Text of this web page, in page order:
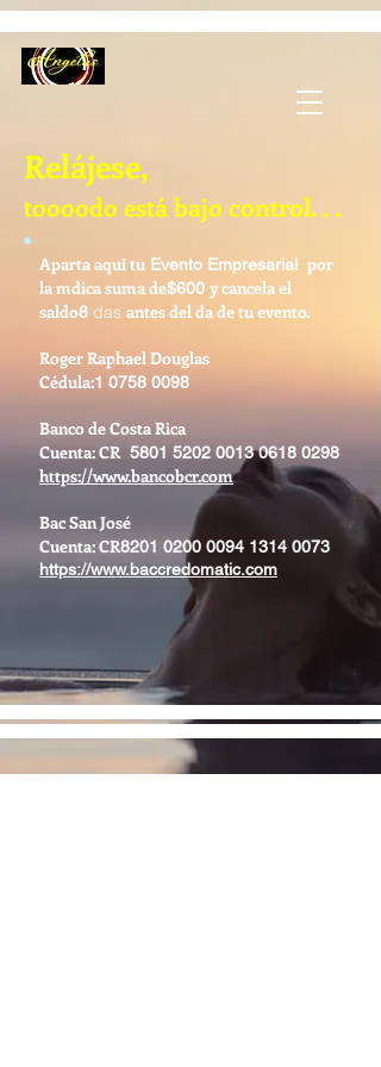
Relájese,
toooodo está bajo control. . .
Aparta aqui tu Evento Empresarial por
la mdica suma de$600 y cancela el
saldo8 das antes del da de tu evento.
Roger Raphael Douglas
Cédula:1 0758 0098
Banco de Costa Rica
Cuenta: CR 5801 5202 0013 0618 0298
https://www.bancobcr.com
Bac San José
Cuenta: CR8201 0200 0094 1314 0073
https://www.baccredomatic.com